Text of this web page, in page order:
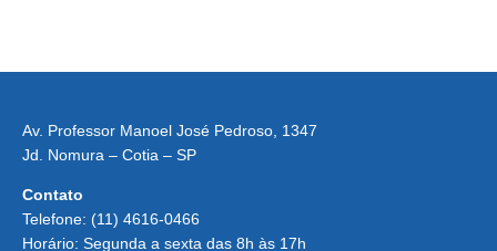
Av. Professor Manoel José Pedroso, 1347
Jd. Nomura – Cotia – SP
Contato
Telefone: (11) 4616-0466
Horário: Segunda a sexta das 8h às 17h